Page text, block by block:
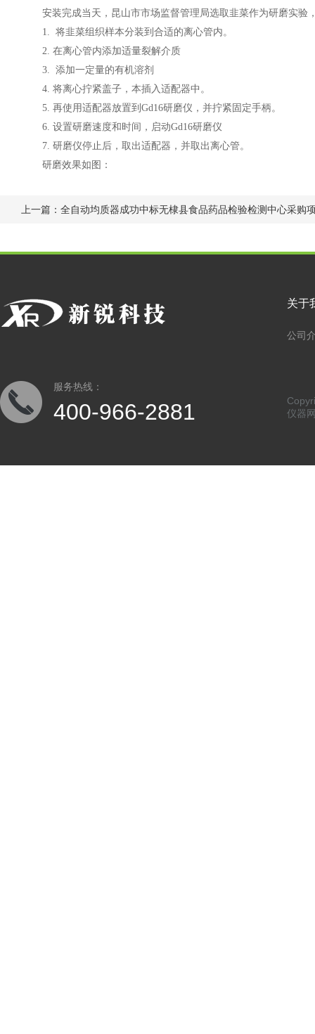
安装完成当天，昆山市市场监督管理局选取韭菜作为研磨实验
1. 将韭菜组织样本分装到合适的离心管内。
2. 在离心管内添加适量裂解介质
3. 添加一定量的有机溶剂
4. 将离心拧紧盖子，本插入适配器中。
5. 再使用适配器放置到Gd16研磨仪，并拧紧固定手柄。
6. 设置研磨速度和时间，启动Gd16研磨仪
7. 研磨仪停止后，取出适配器，并取出离心管。
研磨效果如图：
上一篇： 全自动均质器成功中标无棣县食品药品检验检测中心采购
服务热线：
400-966-2881
关于
公司
仪器